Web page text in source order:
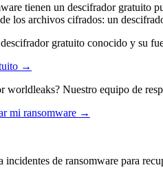
tienen un descifrador gratuito
los archivos cifrados: un
gratuito conocido y su
→
worldleaks? Nuestro equipo de
mi ransomware →
incidentes de ransomware para